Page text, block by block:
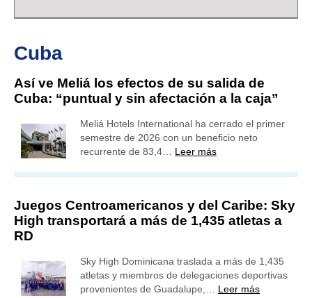
Cuba
Así ve Meliá los efectos de su salida de
Cuba: “puntual y sin afectación a la caja”
Meliá Hotels International ha cerrado el primer
semestre de 2026 con un beneficio neto
recurrente de 83,4… Leer más
Juegos Centroamericanos y del Caribe: Sky
High transportará a más de 1,435 atletas a
RD
Sky High Dominicana traslada a más de 1,435
atletas y miembros de delegaciones deportivas
provenientes de Guadalupe,… Leer más